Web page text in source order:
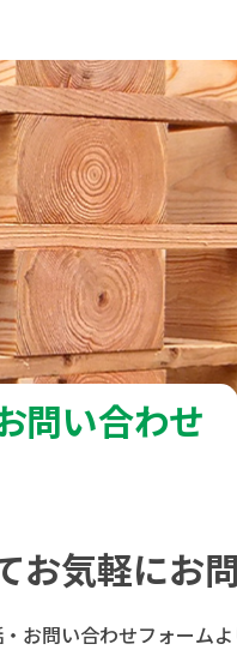
問い合わせ
気軽にお
お問い合わせフォームよ